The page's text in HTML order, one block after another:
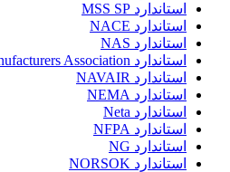
استاندارد MSS SP
استاندارد NACE
استاندارد NAS
استاندارد National Electrical Manufacturers Association
استاندارد NAVAIR
استاندارد NEMA
استاندارد Neta
استاندارد NFPA
استاندارد NG
استاندارد NORSOK